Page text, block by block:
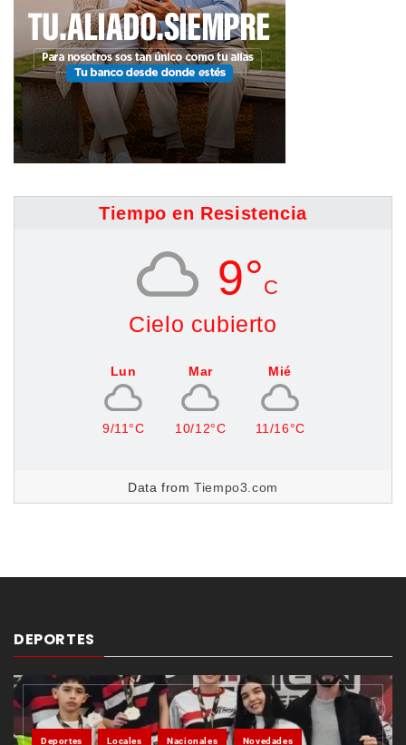
Tiempo en Resistencia
9°C
Cielo cubierto
Lun
9/11°C
Mar
10/12°C
Mié
11/16°C
Data fromTiempo3.com
DEPORTES
Deportes Locales Nacionales Novedades